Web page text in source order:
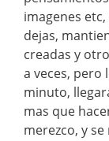
imagenes
dejas,
creadas y
a veces, pero
minuto,
mas que
merezco, y